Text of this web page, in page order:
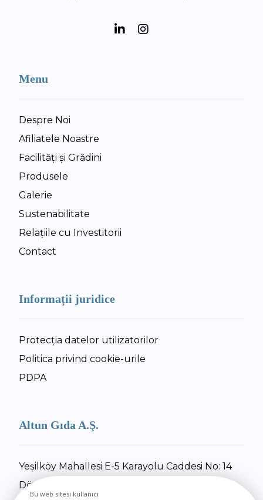
Menu
Despre Noi
Afiliatele Noastre
Facilități și Grădini
Produsele
Galerie
Sustenabilitate
Relațiile cu Investitorii
Contact
Informații juridice
Protecția datelor utilizatorilor
Politica privind cookie-urile
PDPA
Altun Gıda A.Ş.
Yeşilköy Mahallesi E-5 Karayolu Caddesi No: 14
Dörtyol / Hatay
Bu web sitesi kullanıcı